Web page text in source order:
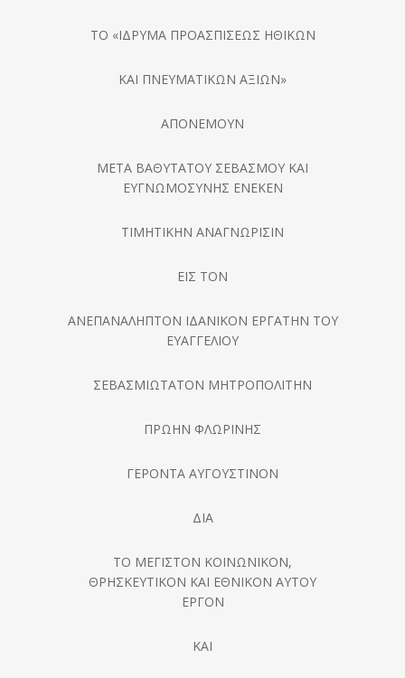
ΤΟ «ΙΔΡΥΜΑ ΠΡΟΑΣΠΙΣΕΩΣ ΗΘΙΚΩΝ
ΚΑΙ ΠΝΕΥΜΑΤΙΚΩΝ ΑΞΙΩΝ»
ΑΠΟΝΕΜΟΥΝ
ΜΕΤΑ ΒΑΘΥΤΑΤΟΥ ΣΕΒΑΣΜΟΥ ΚΑΙ
ΕΥΓΝΩΜΟΣΥΝΗΣ ΕΝΕΚΕΝ
ΤΙΜΗΤΙΚΗΝ ΑΝΑΓΝΩΡΙΣΙΝ
ΕΙΣ ΤΟΝ
ΑΝΕΠΑΝΑΛΗΠΤΟΝ ΙΔΑΝΙΚΟΝ ΕΡΓΑΤΗΝ ΤΟΥ
ΕΥΑΓΓΕΛΙΟΥ
ΣΕΒΑΣΜΙΩΤΑΤΟΝ ΜΗΤΡΟΠΟΛΙΤΗΝ
ΠΡΩΗΝ ΦΛΩΡΙΝΗΣ
ΓΕΡΟΝΤΑ ΑΥΓΟΥΣΤΙΝΟΝ
ΔΙΑ
ΤΟ ΜΕΓΙΣΤΟΝ ΚΟΙΝΩΝΙΚΟΝ,
ΘΡΗΣΚΕΥΤΙΚΟΝ ΚΑΙ ΕΘΝΙΚΟΝ ΑΥΤΟΥ
ΕΡΓΟΝ
ΚΑΙ